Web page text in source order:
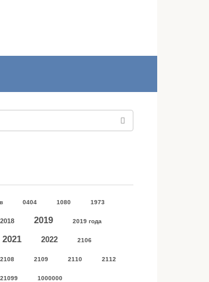
0404 1080 1973
2018 2019 2019 года
2021 2022 2106
2108 2109 2110 2112
21099 1000000